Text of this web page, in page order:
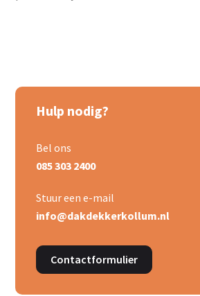
Hulp nodig?
Bel ons
085 303 2400
Stuur een e-mail
info@dakdekkerkollum.nl
Contactformulier